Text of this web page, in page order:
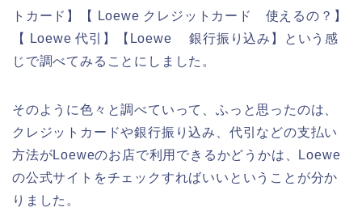
トカード】【 Loewe クレジットカード 使えるの？】
【 Loewe 代引】【Loewe 銀行振り込み】という感
じで調べてみることにしました。
そのように色々と調べていって、ふっと思ったのは、
クレジットカードや銀行振り込み、代引などの支払い
方法がLoeweのお店で利用できるかどうかは、Loewe
の公式サイトをチェックすればいいということが分か
りました。